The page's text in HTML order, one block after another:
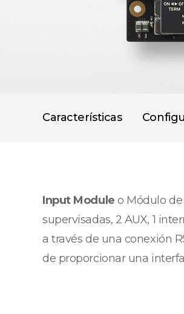
Características
Input Module o Módulo
supervisadas, 2 AUX, 1
a través de una conexión
de proporcionar una